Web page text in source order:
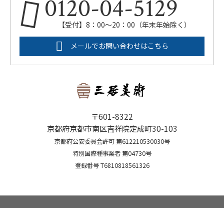
0120-04-5129
【受付】8：00～20：00（年末年始除く）
メールでお問い合わせはこちら
〒601-8322
京都府京都市南区吉祥院定成町30-103
京都府公安委員会許可 第612210530030号
特別国際種事業者 第04730号
登録番号 T6810818561326